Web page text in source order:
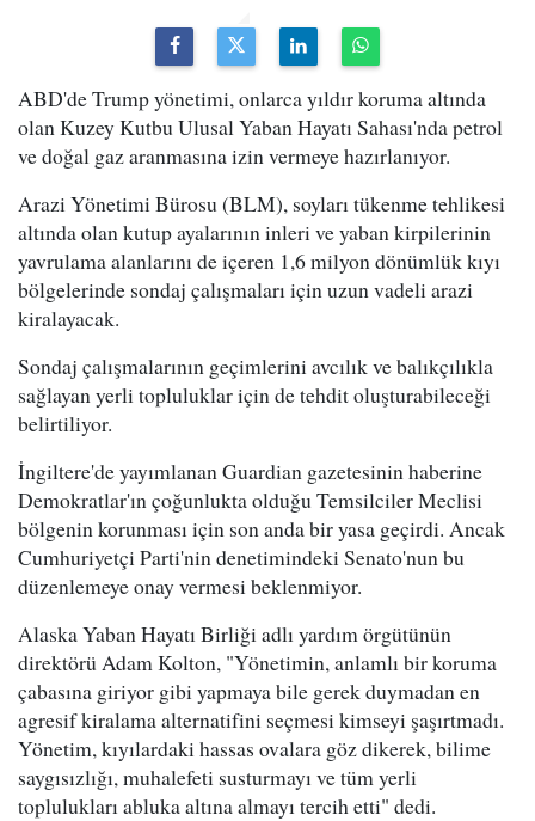
ABD'de Trump yönetimi, onlarca yıldır koruma altında
olan Kuzey Kutbu Ulusal Yaban Hayatı Sahası'nda petrol
ve doğal gaz aranmasına izin vermeye hazırlanıyor.
Arazi Yönetimi Bürosu (BLM), soyları tükenme tehlikesi
altında olan kutup ayalarının inleri ve yaban kirpilerinin
yavrulama alanlarını de içeren 1,6 milyon dönümlük kıyı
bölgelerinde sondaj çalışmaları için uzun vadeli arazi
kiralayacak.
Sondaj çalışmalarının geçimlerini avcılık ve balıkçılıkla
sağlayan yerli topluluklar için de tehdit oluşturabileceği
belirtiliyor.
İngiltere'de yayımlanan Guardian gazetesinin haberine
Demokratlar'ın çoğunlukta olduğu Temsilciler Meclisi
bölgenin korunması için son anda bir yasa geçirdi. Ancak
Cumhuriyetçi Parti'nin denetimindeki Senato'nun bu
düzenlemeye onay vermesi beklenmiyor.
Alaska Yaban Hayatı Birliği adlı yardım örgütünün
direktörü Adam Kolton, "Yönetimin, anlamlı bir koruma
çabasına giriyor gibi yapmaya bile gerek duymadan en
agresif kiralama alternatifini seçmesi kimseyi şaşırtmadı.
Yönetim, kıyılardaki hassas ovalara göz dikerek, bilime
saygısızlığı, muhalefeti susturmayı ve tüm yerli
toplulukları abluka altına almayı tercih etti" dedi.